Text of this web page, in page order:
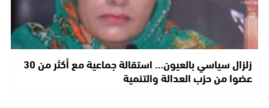
زلزال سياسي بالعيون… استقالة جماعية مع أكثر من 30
عضوا من حزب العدالة والتنمية